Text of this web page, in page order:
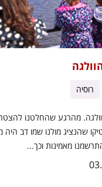
רוסיה
מהרגע שהחלטנו
שהנציג מולנו שמו דב היה
מאמינות וכך...